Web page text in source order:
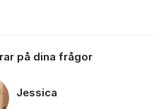
på dina frågor
Jessica